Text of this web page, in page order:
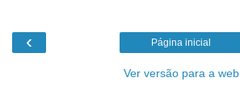
‹ Página inicial
Ver versão para a web